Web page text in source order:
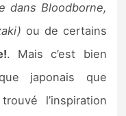
dans Bloodborne,
ou de certains
. Mais c’est bien
japonais que
l’inspiration